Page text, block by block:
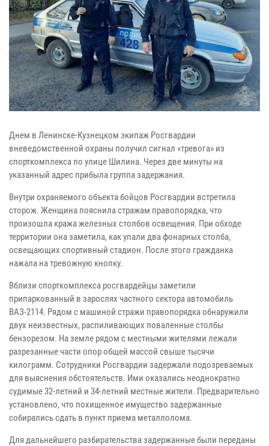
Днем в Ленинске-Кузнецком экипаж Росгвардии
вневедомственной охраны получил сигнал «тревога» из
спорткомплекса по улице Шилина. Через две минуты на
указанный адрес прибыла группа задержания.
Внутри охраняемого объекта бойцов Росгвардии встретила
сторож. Женщина пояснила стражам правопорядка, что
произошла кража железных столбов освещения. При обходе
территории она заметила, как упали два фонарных столба,
освещающих спортивный стадион. После этого гражданка
нажала на тревожную кнопку.
Вблизи спорткомплекса росгвардейцы заметили
припаркованный в зарослях частного сектора автомобиль
ВАЗ-2114. Рядом с машиной стражи правопорядка обнаружили
двух неизвестных, распиливающих поваленные столбы
бензорезом. На земле рядом с местными жителями лежали
разрезанные части опор общей массой свыше тысячи
килограмм. Сотрудники Росгвардии задержали подозреваемых
для выяснения обстоятельств. Ими оказались неоднократно
судимые 32-летний и 34-летний местные жители. Предварительно
установлено, что похищенное имущество задержанные
собирались сдать в пункт приема металлолома.
Для дальнейшего разбирательства задержанные были переданы